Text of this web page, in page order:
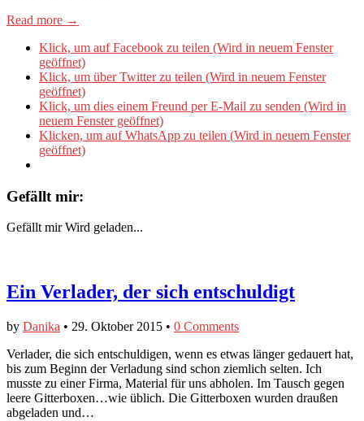
Read more →
Klick, um auf Facebook zu teilen (Wird in neuem Fenster
geöffnet)
Klick, um über Twitter zu teilen (Wird in neuem Fenster
geöffnet)
Klick, um dies einem Freund per E-Mail zu senden (Wird in
neuem Fenster geöffnet)
Klicken, um auf WhatsApp zu teilen (Wird in neuem Fenster
geöffnet)
Gefällt mir:
Gefällt mir Wird geladen...
Ein Verlader, der sich entschuldigt
by Danika • 29. Oktober 2015 • 0 Comments
Verlader, die sich entschuldigen, wenn es etwas länger gedauert hat,
bis zum Beginn der Verladung sind schon ziemlich selten. Ich
musste zu einer Firma, Material für uns abholen. Im Tausch gegen
leere Gitterboxen…wie üblich. Die Gitterboxen wurden draußen
abgeladen und…